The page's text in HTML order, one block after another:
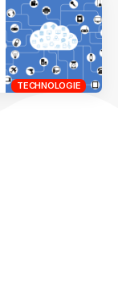
TECHNOLOGIE